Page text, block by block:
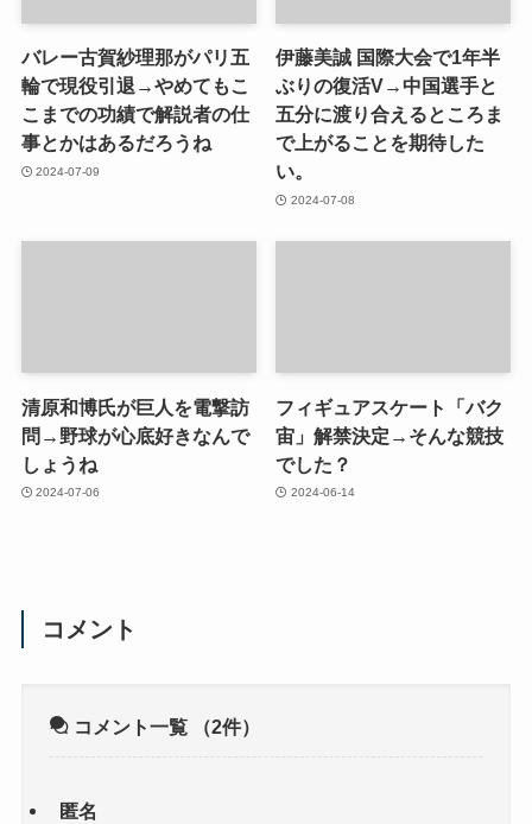
バレー古賀紗理那がパリ五
輪で現役引退→やめてもこ
こまでの功績で解説者の仕
事とかはあるだろうね
2024-07-09
伊藤美誠 国際大会で1年半
ぶりの復活V→中国選手と
五分に渡り合えるところま
で上がることを期待した
い。
2024-07-08
清原和博氏が巨人を電撃訪
問→野球が心底好きなんで
しょうね
2024-07-06
フィギュアスケート「バク
宙」解禁決定→そんな競技
でした？
2024-06-14
コメント
コメント一覧 （2件）
匿名